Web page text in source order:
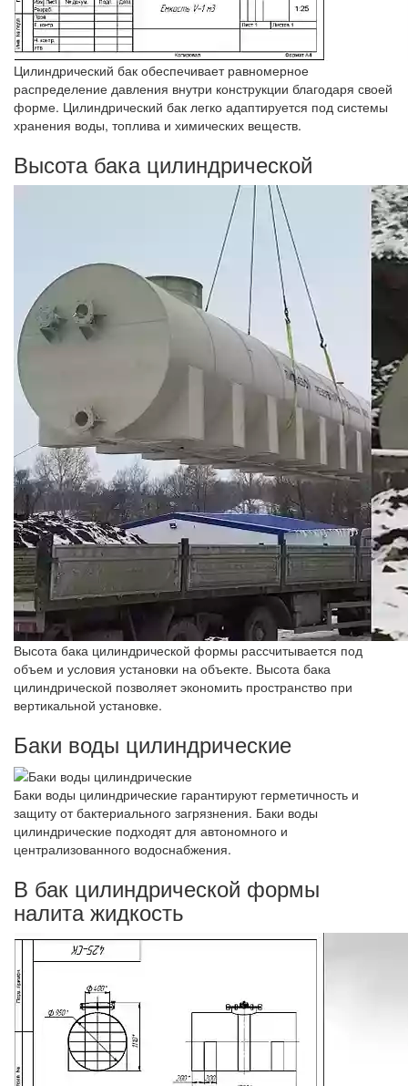
Цилиндрический бак обеспечивает равномерное
распределение давления внутри конструкции благодаря своей
форме. Цилиндрический бак легко адаптируется под системы
хранения воды, топлива и химических веществ.
Высота бака цилиндрической
Высота бака цилиндрической формы рассчитывается под
объем и условия установки на объекте. Высота бака
цилиндрической позволяет экономить пространство при
вертикальной установке.
Баки воды цилиндрические
Баки воды цилиндрические гарантируют герметичность и
защиту от бактериального загрязнения. Баки воды
цилиндрические подходят для автономного и
централизованного водоснабжения.
В бак цилиндрической формы
налита жидкость